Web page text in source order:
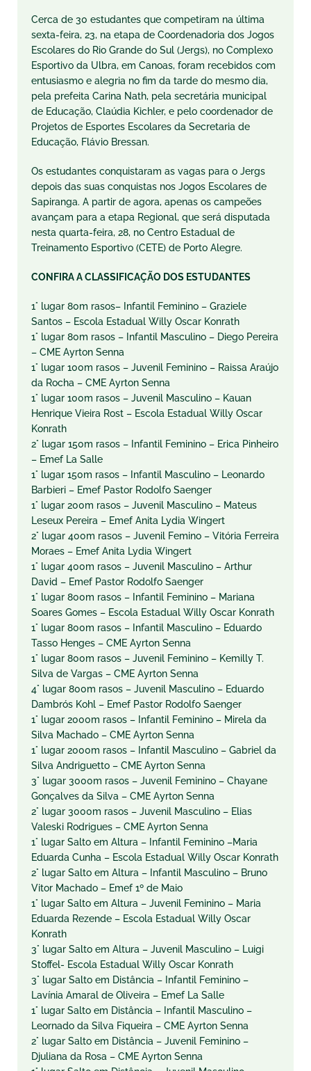
Cerca de 30 estudantes que competiram na última
sexta-feira, 23, na etapa de Coordenadoria dos Jogos
Escolares do Rio Grande do Sul (Jergs), no Complexo
Esportivo da Ulbra, em Canoas, foram recebidos com
entusiasmo e alegria no fim da tarde do mesmo dia,
pela prefeita Carina Nath, pela secretária municipal
de Educação, Claúdia Kichler, e pelo coordenador de
Projetos de Esportes Escolares da Secretaria de
Educação, Flávio Bressan.
Os estudantes conquistaram as vagas para o Jergs
depois das suas conquistas nos Jogos Escolares de
Sapiranga. A partir de agora, apenas os campeões
avançam para a etapa Regional, que será disputada
nesta quarta-feira, 28, no Centro Estadual de
Treinamento Esportivo (CETE) de Porto Alegre.
CONFIRA A CLASSIFICAÇÃO DOS ESTUDANTES
1° lugar 80m rasos– Infantil Feminino – Graziele
Santos – Escola Estadual Willy Oscar Konrath
1° lugar 80m rasos – Infantil Masculino – Diego Pereira
– CME Ayrton Senna
1° lugar 100m rasos – Juvenil Feminino – Raissa Araújo
da Rocha – CME Ayrton Senna
1° lugar 100m rasos – Juvenil Masculino – Kauan
Henrique Vieira Rost – Escola Estadual Willy Oscar
Konrath
2° lugar 150m rasos – Infantil Feminino – Erica Pinheiro
– Emef La Salle
1° lugar 150m rasos – Infantil Masculino – Leonardo
Barbieri – Emef Pastor Rodolfo Saenger
1° lugar 200m rasos – Juvenil Masculino – Mateus
Leseux Pereira – Emef Anita Lydia Wingert
2° lugar 400m rasos – Juvenil Femino – Vitória Ferreira
Moraes – Emef Anita Lydia Wingert
1° lugar 400m rasos – Juvenil Masculino – Arthur
David – Emef Pastor Rodolfo Saenger
1° lugar 800m rasos – Infantil Feminino – Mariana
Soares Gomes – Escola Estadual Willy Oscar Konrath
1° lugar 800m rasos – Infantil Masculino – Eduardo
Tasso Henges – CME Ayrton Senna
1° lugar 800m rasos – Juvenil Feminino – Kemilly T.
Silva de Vargas – CME Ayrton Senna
4° lugar 800m rasos – Juvenil Masculino – Eduardo
Dambrós Kohl – Emef Pastor Rodolfo Saenger
1° lugar 2000m rasos – Infantil Feminino – Mirela da
Silva Machado – CME Ayrton Senna
1° lugar 2000m rasos – Infantil Masculino – Gabriel da
Silva Andriguetto – CME Ayrton Senna
3° lugar 3000m rasos – Juvenil Feminino – Chayane
Gonçalves da Silva – CME Ayrton Senna
2° lugar 3000m rasos – Juvenil Masculino – Elias
Valeski Rodrigues – CME Ayrton Senna
1° lugar Salto em Altura – Infantil Feminino –Maria
Eduarda Cunha – Escola Estadual Willy Oscar Konrath
2° lugar Salto em Altura – Infantil Masculino – Bruno
Vitor Machado – Emef 1º de Maio
1° lugar Salto em Altura – Juvenil Feminino – Maria
Eduarda Rezende – Escola Estadual Willy Oscar
Konrath
3° lugar Salto em Altura – Juvenil Masculino – Luigi
Stoffel- Escola Estadual Willy Oscar Konrath
3° lugar Salto em Distância – Infantil Feminino –
Lavínia Amaral de Oliveira – Emef La Salle
1° lugar Salto em Distância – Infantil Masculino –
Leornado da Silva Fiqueira – CME Ayrton Senna
2° lugar Salto em Distância – Juvenil Feminino –
Djuliana da Rosa – CME Ayrton Senna